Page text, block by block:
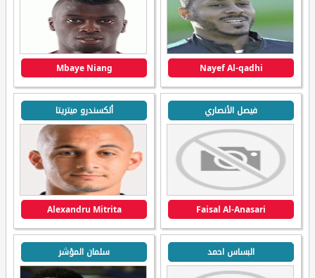
Nayef Al-qadhi
Mbaye Niang
فيصل الأنصاري
Faisal Al-Anasari
ألكسندرو ميتريتا
Alexandru Mitrita
البساس احمد سلمان المؤشر